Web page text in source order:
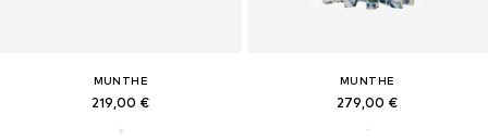
MUNTHE
219,00 €
MUNTHE
279,00 €